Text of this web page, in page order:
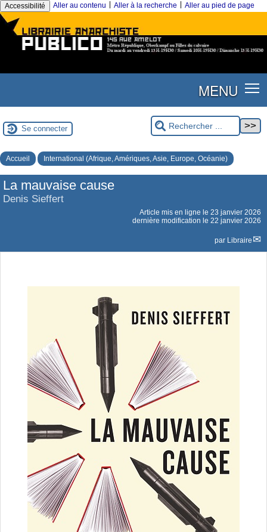
Accessibilité Aller au contenu Aller à la recherche Aller au pied de page
MENU
Se connecter
Accueil International (Afrique, Amériques, Asie, Europe, Océanie)
La mauvaise cause
Denis Sieffert
Article mis en ligne le 23 janvier 2026
dernière modification le 22 janvier 2026
par Libraire